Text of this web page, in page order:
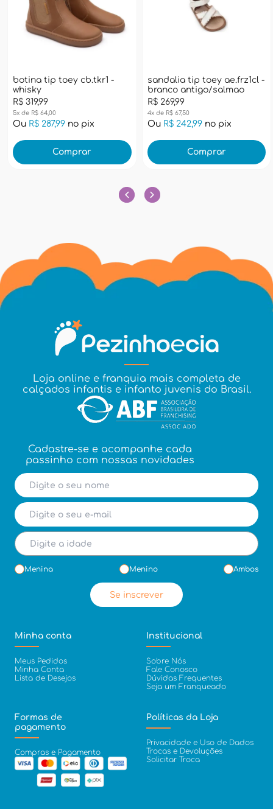
botina tip toey cb.tkr1 -
whisky
R$ 319,99
5x de R$ 64,00
Ou R$ 287,99 no pix
Comprar
sandalia tip toey ae.frz1cl -
branco antigo/salmao
R$ 269,99
4x de R$ 67,50
Ou R$ 242,99no pix
Comprar
Loja online e franquia mais completa de
calçados infantis e infanto juvenis do Brasil.
Cadastre-se e acompanhe cada
passinho com nossas novidades
Menina Menino Ambos
Se inscrever
Minha conta
Meus Pedidos
Minha Conta
Lista de Desejos
Institucional
Sobre Nós
Fale Conosco
Dúvidas Frequentes
Seja um Franqueado
Formas de
pagamento
Compras e Pagamento
Políticas da Loja
Privacidade e Uso de Dados
Trocas e Devoluções
Solicitar Troca